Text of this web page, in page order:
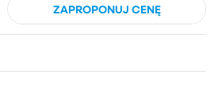
ZAPROPONUJ CENĘ